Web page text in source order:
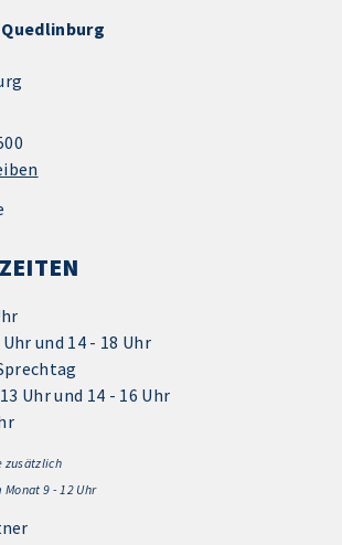
und 14 - 18 Uhr
Uhr und 14 - 16 Uhr
zusätzlich
Monat 9 - 12 Uhr